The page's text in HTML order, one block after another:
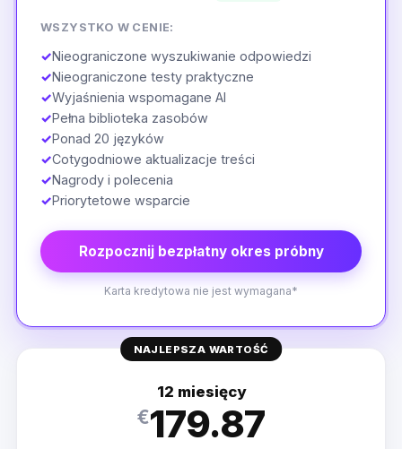
WSZYSTKO W CENIE:
✓Nieograniczone wyszukiwanie odpowiedzi
✓Nieograniczone testy praktyczne
✓Wyjaśnienia wspomagane AI
✓Pełna biblioteka zasobów
✓Ponad 20 języków
✓Cotygodniowe aktualizacje treści
✓Nagrody i polecenia
✓Priorytetowe wsparcie
Rozpocznij bezpłatny okres próbny
Karta kredytowa nie jest wymagana*
NAJLEPSZA WARTOŚĆ
12 miesięcy
€179.87